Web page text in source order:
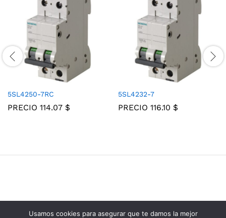
5SL4250-7RC
PRECIO 114.07 $
5SL4232-7
PRECIO 116.10 $
Usamos cookies para asegurar que te damos la mejor